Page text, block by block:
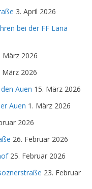
3. April 2026
bei der FF Lana
März 2026
März 2026
Auen 15. März 2026
Auen 1. März 2026
2026
26. Februar 2026
25. Februar 2026
23. Februar